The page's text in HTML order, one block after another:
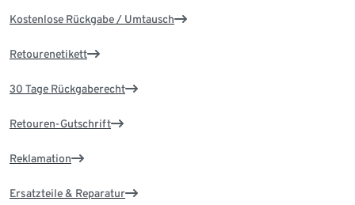
Kostenlose Rückgabe / Umtausch
Retourenetikett
30 Tage Rückgaberecht
Retouren-Gutschrift
Reklamation
Ersatzteile & Reparatur